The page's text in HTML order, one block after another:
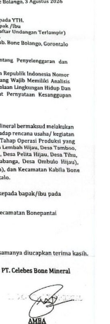
Dilarang
Provinsi